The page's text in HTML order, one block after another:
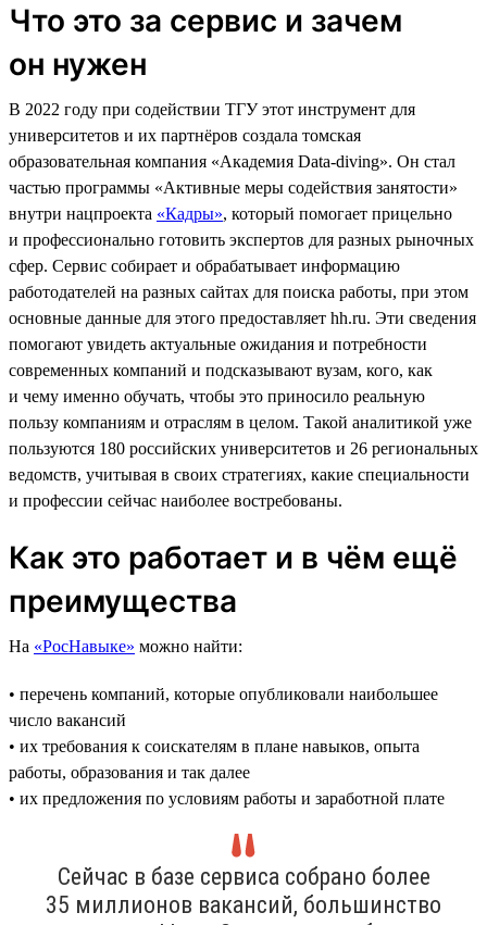
Что это за сервис и зачем
он нужен
В 2022 году при содействии ТГУ этот инструмент для
университетов и их партнёров создала томская
образовательная компания «Академия Data-diving». Он стал
частью программы «Активные меры содействия занятости»
внутри нацпроекта «Кадры», который помогает прицельно
и профессионально готовить экспертов для разных рыночных
сфер. Сервис собирает и обрабатывает информацию
работодателей на разных сайтах для поиска работы, при этом
основные данные для этого предоставляет hh.ru. Эти сведения
помогают увидеть актуальные ожидания и потребности
современных компаний и подсказывают вузам, кого, как
и чему именно обучать, чтобы это приносило реальную
пользу компаниям и отраслям в целом. Такой аналитикой уже
пользуются 180 российских университетов и 26 региональных
ведомств, учитывая в своих стратегиях, какие специальности
и профессии сейчас наиболее востребованы.
Как это работает и в чём ещё
преимущества
На «РосНавыке» можно найти:
• перечень компаний, которые опубликовали наибольшее
число вакансий
• их требования к соискателям в плане навыков, опыта
работы, образования и так далее
• их предложения по условиям работы и заработной плате
Сейчас в базе сервиса собрано более
35 миллионов вакансий, большинство